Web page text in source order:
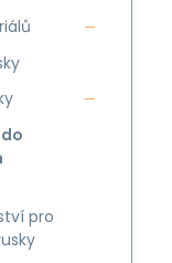
pro